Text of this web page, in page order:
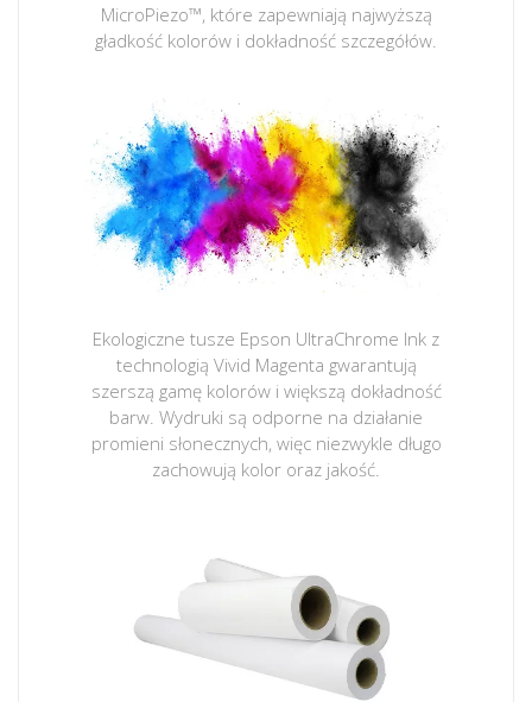
MicroPiezo™, które zapewniają najwyższą
gładkość kolorów i dokładność szczegółów.
Ekologiczne tusze Epson UltraChrome Ink z
technologią Vivid Magenta gwarantują
szerszą gamę kolorów i większą dokładność
barw. Wydruki są odporne na działanie
promieni słonecznych, więc niezwykle długo
zachowują kolor oraz jakość.